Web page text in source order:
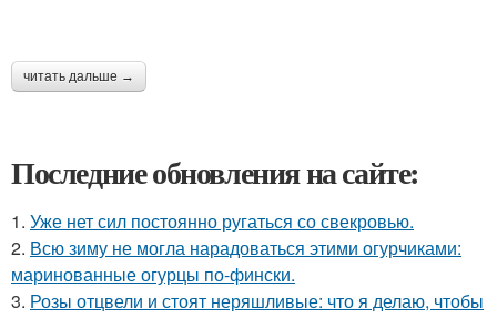
читать дальше →
Последние обновления на сайте:
1. Уже нет сил постоянно ругаться со свекровью.
2. Всю зиму не могла нарадоваться этими огурчиками:
маринованные огурцы по-фински.
3. Розы отцвели и стоят неряшливые: что я делаю, чтобы